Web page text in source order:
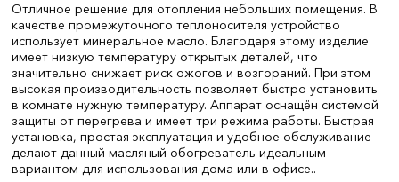
Отличное решение для отопления небольших помещения. В
качестве промежуточного теплоносителя устройство
использует минеральное масло. Благодаря этому изделие
имеет низкую температуру открытых деталей, что
значительно снижает риск ожогов и возгораний. При этом
высокая производительность позволяет быстро установить
в комнате нужную температуру. Аппарат оснащён системой
защиты от перегрева и имеет три режима работы. Быстрая
установка, простая эксплуатация и удобное обслуживание
делают данный масляный обогреватель идеальным
вариантом для использования дома или в офисе..